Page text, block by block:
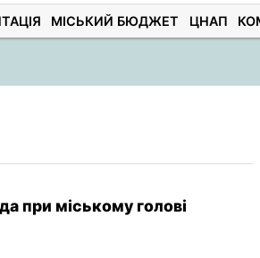
МІСЬКИЙ БЮДЖЕТ ЦНАП
при міському голові